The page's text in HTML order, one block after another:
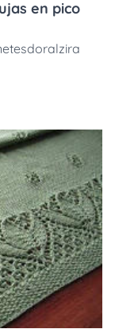
en pico